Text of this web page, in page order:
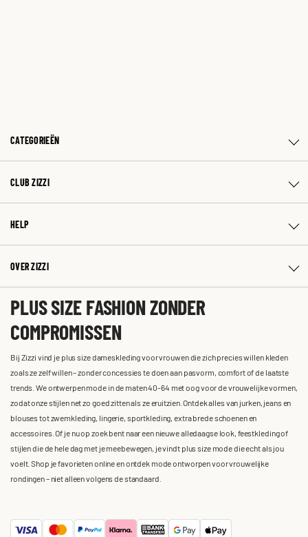
CATEGORIEËN
CLUB ZIZZI
HELP
OVER ZIZZI
PLUS SIZE FASHION ZONDER
COMPROMISSEN
Bij Zizzi vind je plus size dameskleding voor vrouwen die zich precies willen kleden
zoals ze zelf willen – zonder concessies te doen aan pasvorm, comfort of de laatste
trends. We ontwerpen mode in de maten 40-64 met oog voor de vrouwelijke vormen,
zodat onze stijlen net zo goed zitten als ze eruitzien. Ontdek alles van jurken, jeans en
blouses tot zwemkleding, lingerie, sportkleding, extra brede schoenen en
accessoires. Of je nu op zoek bent naar een nieuwe alledaagse look, feestkleding of
stijlen die de hele dag met je meebewegen, je vindt plus size mode die echt als jou
voelt. Shop je favorieten online en ontdek mode ontworpen voor vrouwelijke
rondingen – niet alleen volgens de standaard.